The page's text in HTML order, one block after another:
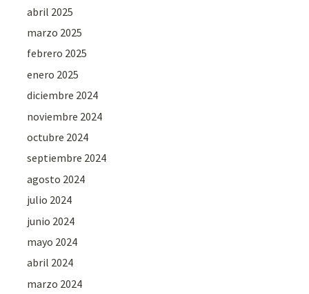
abril 2025
marzo 2025
febrero 2025
enero 2025
diciembre 2024
noviembre 2024
octubre 2024
septiembre 2024
agosto 2024
julio 2024
junio 2024
mayo 2024
abril 2024
marzo 2024